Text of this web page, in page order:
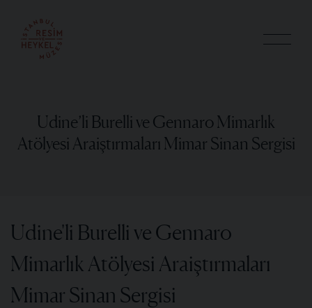
Udine’li Burelli ve Gennaro Mimarlık
Atölyesi Araiştırmaları Mimar Sinan Sergisi
Udine'li Burelli ve Gennaro
Mimarlık Atölyesi Araiştırmaları
Mimar Sinan Sergisi